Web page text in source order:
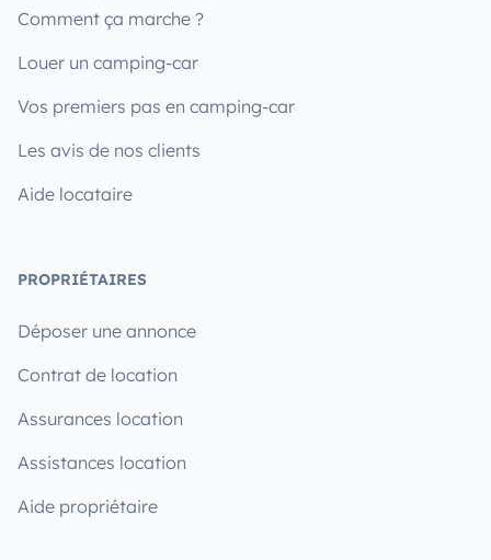
Comment ça marche ?
Louer un camping-car
Vos premiers pas en camping-car
Les avis de nos clients
Aide locataire
PROPRIÉTAIRES
Déposer une annonce
Contrat de location
Assurances location
Assistances location
Aide propriétaire